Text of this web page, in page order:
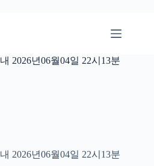
2026년06월04일 22시13분
2026년06월04일 22시13분